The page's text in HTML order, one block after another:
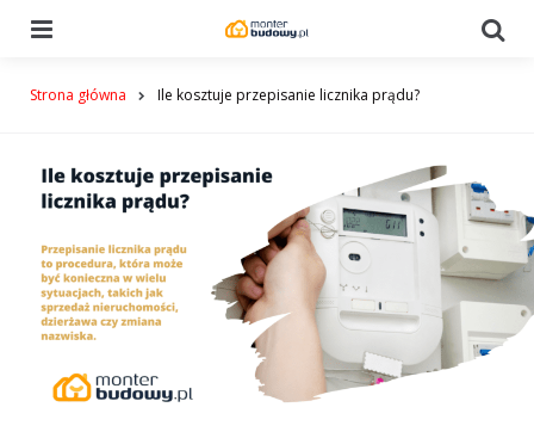
Strona główna Ile kosztuje przepisanie licznika prądu?